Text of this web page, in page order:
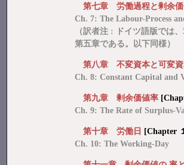
第七章 労働過程と剰余価
Ch. 7: The Labour-Process
（訳者注 : ドイツ語版では
第五章である。以下同様）
第八章 不変資本と可変
Ch. 8: Constant Capital and
第九章 剰余価値率
Ch. 9: The Rate of Surplus-
第十章 労働日 [Chapter
Ch. 10: The Working-Day